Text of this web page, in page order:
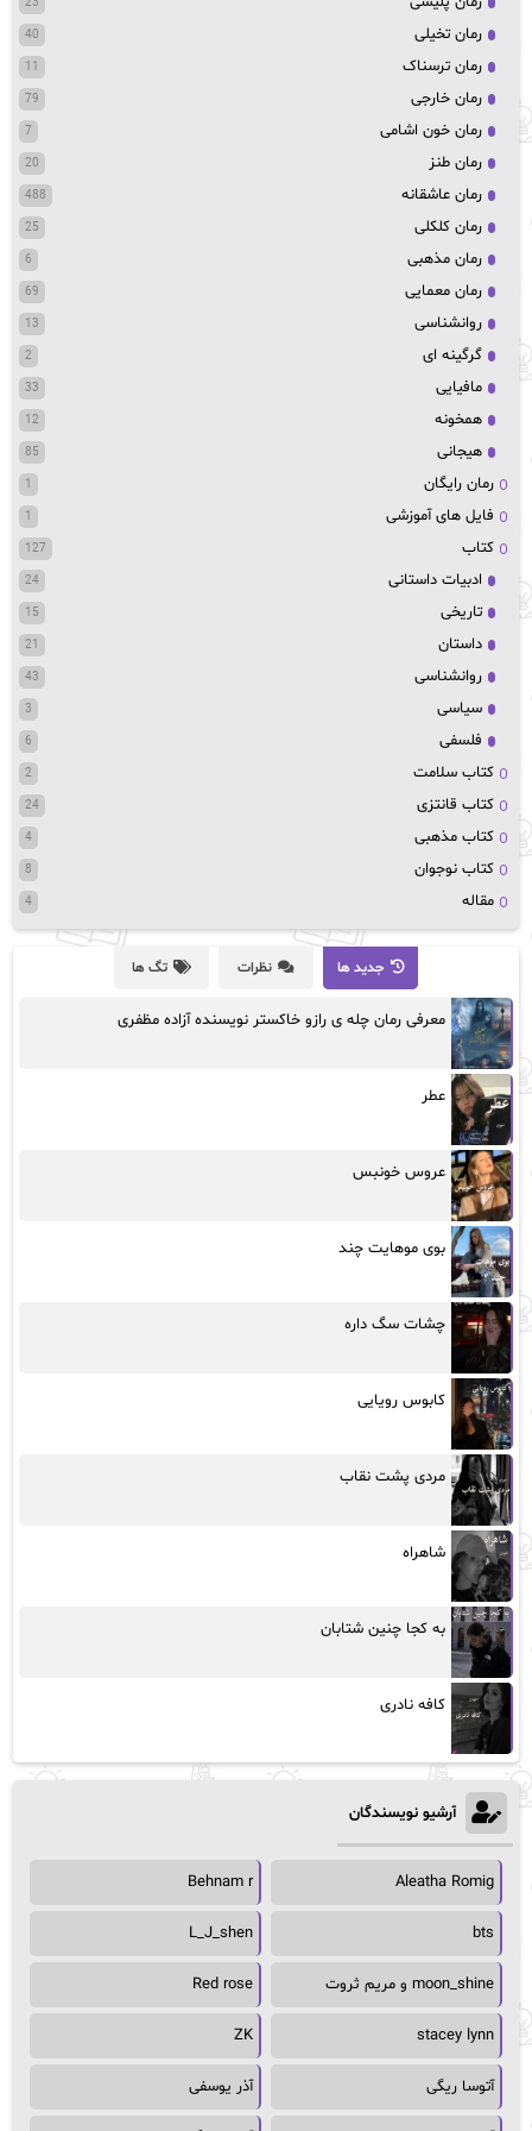
رمان تخیلی 40
رمان ترسناک 11
رمان خارجی 79
رمان خون اشامی 7
رمان طنز 20
رمان عاشقانه 488
رمان کلکلی 25
رمان مذهبی 6
رمان معمایی 69
روانشناسی 13
گرگینه ای 2
مافیایی 33
همخونه 12
هیجانی 85
رمان رایگان 1
فایل های آموزشی 1
کتاب 127
ادبیات داستانی 24
تاریخی 15
داستان 21
روانشناسی 43
سیاسی 3
فلسفی 6
کتاب سلامت 2
کتاب قانتزی 24
کتاب مذهبی 4
کتاب نوجوان 8
مقاله 4
جدید ها نظرات تگ ها
معرفی رمان چله ی رازو خاکستر نویسنده آزاده مظفری
عطر
عروس خونبس
بوی موهایت چند
چشات سگ داره
کابوس رویایی
مردی پشت نقاب
شاهراه
به کجا چنین شتابان
کافه نادری
آرشیو نویسندگان
Aleatha Romig
Behnam r
bts
L_J_shen
moon_shine و مریم ثروت Red rose
stacey lynn
ZK
آتوسا ریگی آذر یوسفی